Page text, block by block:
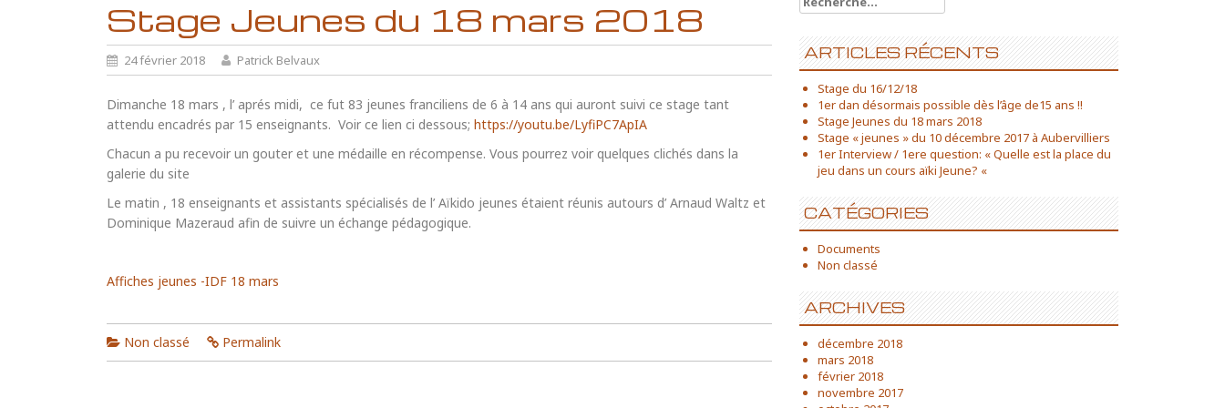
Stage Jeunes du 18 mars 2018
24 février 2018 Patrick Belvaux
Dimanche 18 mars , l’ aprés midi, ce fut 83 jeunes franciliens de 6 à 14 ans qui auront suivi ce stage tant
attendu encadrés par 15 enseignants. Voir ce lien ci dessous; https://youtu.be/LyfiPC7ApIA
Chacun a pu recevoir un gouter et une médaille en récompense. Vous pourrez voir quelques clichés dans la
galerie du site
Le matin , 18 enseignants et assistants spécialisés de l’ Aïkido jeunes étaient réunis autours d’ Arnaud Waltz et
Dominique Mazeraud afin de suivre un échange pédagogique.
Affiches jeunes -IDF 18 mars
Non classé Permalink
ARTICLES RÉCENTS
Stage du 16/12/18
1er dan désormais possible dès l’âge de15 ans !!
Stage Jeunes du 18 mars 2018
Stage « jeunes » du 10 décembre 2017 à Aubervilliers
1er Interview / 1ere question: « Quelle est la place du
jeu dans un cours aïki Jeune? «
CATÉGORIES
Documents
Non classé
ARCHIVES
décembre 2018
mars 2018
février 2018
novembre 2017